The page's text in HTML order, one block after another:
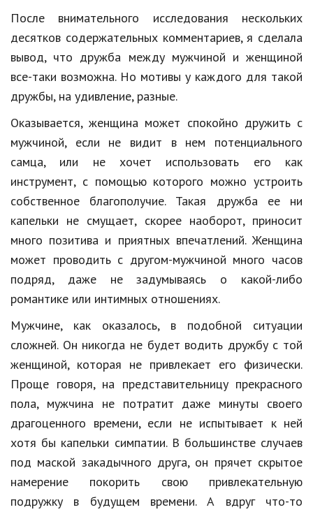
Творчество и рукоделие
Разное
Работа и бизнес
Животные
Еда и напитки
Праздники и подарки
Кинематограф
Домашние животные
Семья и дети
Путешествия
Строительство
Культура и общество
Мода и стиль
Бизнес
Хобби и развлечения
Финансы
Юриспруденция
Природа
После внимательного исследования нескольких
десятков содержательных комментариев, я сделала
вывод, что дружба между мужчиной и женщиной
все-таки возможна. Но мотивы у каждого для такой
дружбы, на удивление, разные.
Оказывается, женщина может спокойно дружить с
мужчиной, если не видит в нем потенциального
самца, или не хочет использовать его как
инструмент, с помощью которого можно устроить
собственное благополучие. Такая дружба ее ни
капельки не смущает, скорее наоборот, приносит
много позитива и приятных впечатлений. Женщина
может проводить с другом-мужчиной много часов
подряд, даже не задумываясь о какой-либо
романтике или интимных отношениях.
Мужчине, как оказалось, в подобной ситуации
сложней. Он никогда не будет водить дружбу с той
женщиной, которая не привлекает его физически.
Проще говоря, на представительницу прекрасного
пола, мужчина не потратит даже минуты своего
драгоценного времени, если не испытывает к ней
хотя бы капельки симпатии. В большинстве случаев
под маской закадычного друга, он прячет скрытое
намерение покорить свою привлекательную
подружку в будущем времени. А вдруг что-то